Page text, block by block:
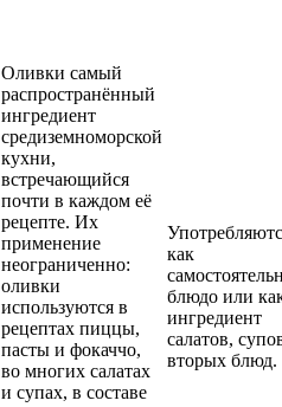
Оливки самый
распространённый
ингредиент
средиземноморской
кухни,
встречающийся
почти в каждом её
рецепте. Их
применение
неограниченно:
оливки
используются в
рецептах пиццы,
пасты и фокаччо,
во многих салатах
и супах, в составе
как
блюдо или
ингредиент
салатов,
вторых блюд.